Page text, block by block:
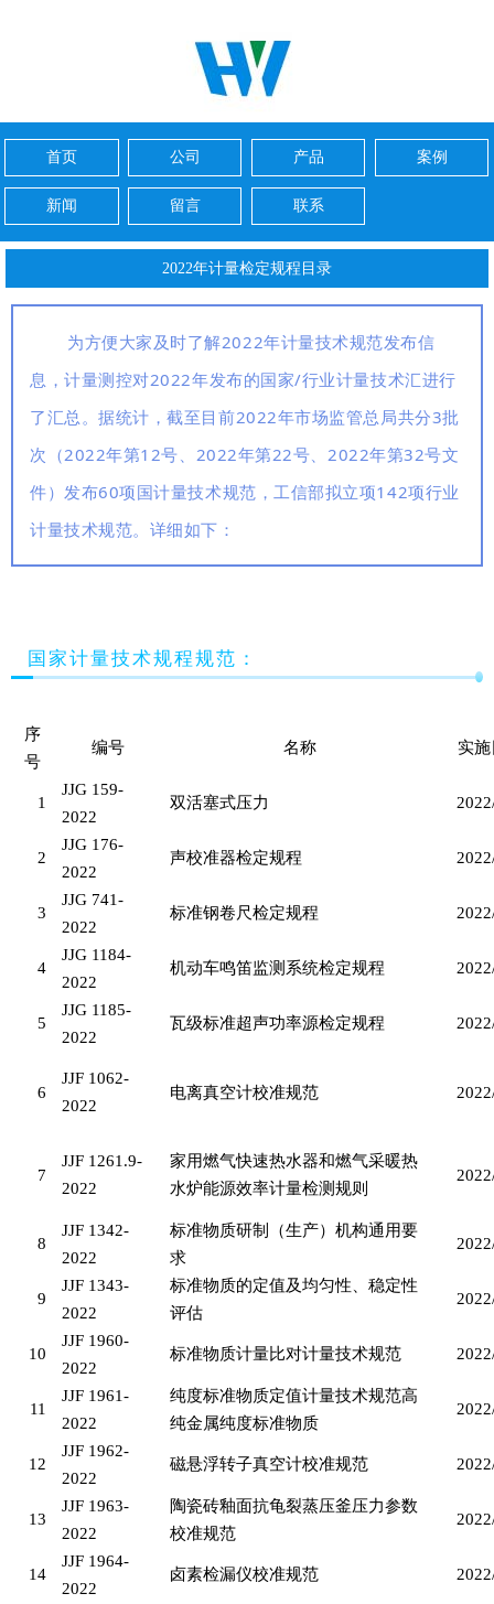
首页 公司 产品 案例
新闻 留言 联系
2022年计量检定规程目录
为方便大家及时了解2022年计量技术规范发布信
息，计量测控对2022年发布的国家/行业计量技术汇进行
了汇总。据统计，截至目前2022年市场监管总局共分3批
次（2022年第12号、2022年第22号、2022年第32号文
件）发布60项国计量技术规范，工信部拟立项142项行业
计量技术规范。详细如下：
国家计量技术规程规范：
序
号
编号 名称 实施
1
JJG 159-
2022
双活塞式压力
2
JJG 176-
2022
声校准器检定规程
3
JJG 741-
2022
标准钢卷尺检定规程
4
JJG 1184-
2022
机动车鸣笛监测系统检定规程
5
JJG 1185-
2022
瓦级标准超声功率源检定规程
6
JJF 1062-
2022
电离真空计校准规范
7
JJF 1261.9-
2022
家用燃气快速热水器和燃气采暖热
水炉能源效率计量检测规则
8
JJF 1342-
2022
标准物质研制（生产）机构通用要
求
9
JJF 1343-
2022
标准物质的定值及均匀性、稳定性
评估
10
JJF 1960-
2022
标准物质计量比对计量技术规范
11
JJF 1961-
2022
纯度标准物质定值计量技术规范高
纯金属纯度标准物质
12
JJF 1962-
2022
磁悬浮转子真空计校准规范
13
JJF 1963-
2022
陶瓷砖釉面抗龟裂蒸压釜压力参数
校准规范
14
JJF 1964-
2022
卤素检漏仪校准规范